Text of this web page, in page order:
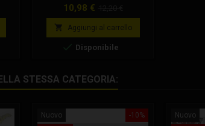
Dm: 001002R003C0
Prezzo
10,98 €
base
 Aggiungi al carrello
 Disponibile
STESSA CATEGORIA:
-10%
Nuovo
Nuovo